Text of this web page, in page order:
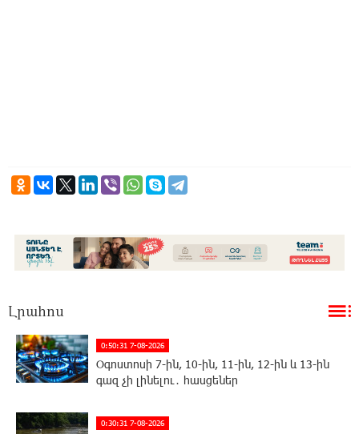
Լրահոս
0:50:31 7-08-2026
Օգոստոսի 7-ին, 10-ին, 11-ին, 12-ին և 13-ին
գազ չի լինելու․ հասցեներ
0:30:31 7-08-2026